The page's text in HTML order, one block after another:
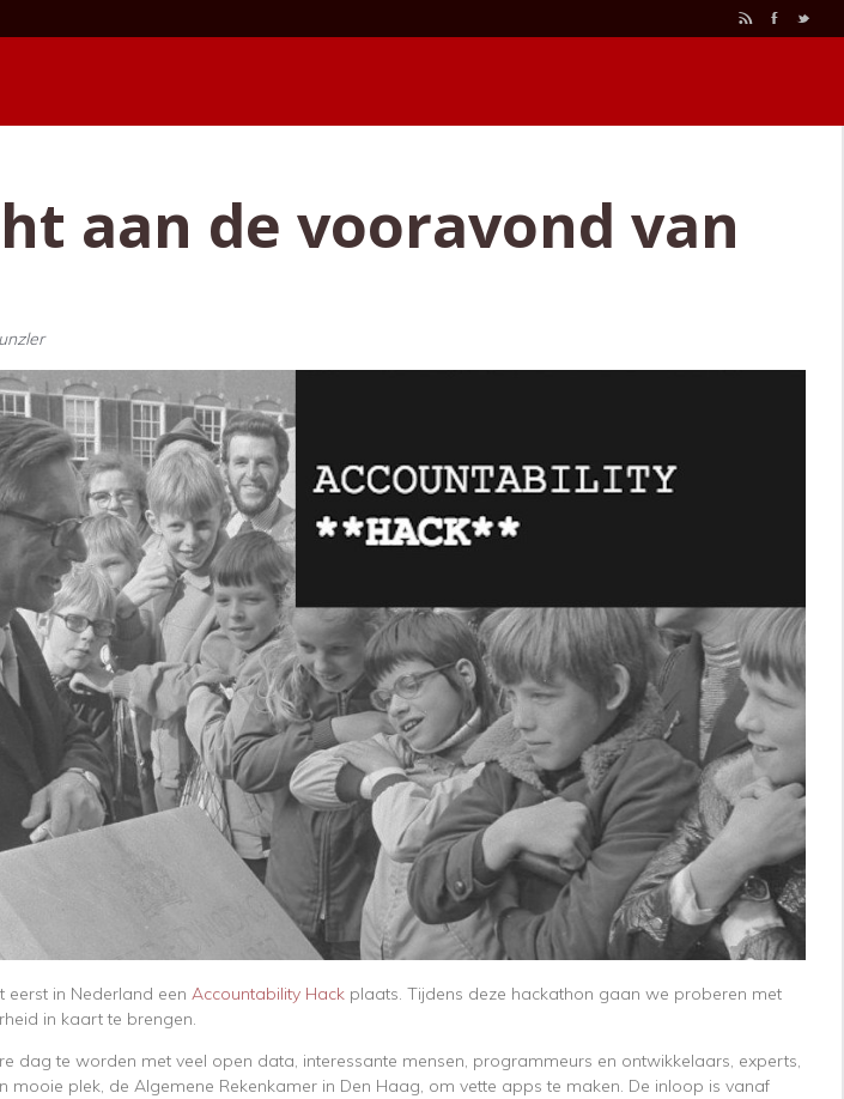
r F t
aan de vooravond van
in Nederland een Accountability Hack plaats. Tijdens deze hackathon gaan we proberen met
in kaart te brengen.
dag te worden met veel open data, interessante mensen, programmeurs en ontwikkelaars, experts,
mooie plek, de Algemene Rekenkamer in Den Haag, om vette apps te maken. De inloop is vanaf